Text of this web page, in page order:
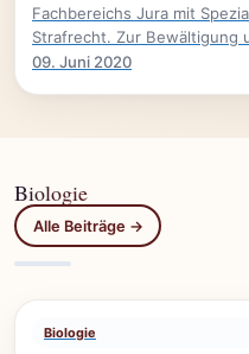
Fachbereichs Jura mit
Strafrecht. Zur Bewältigung
09. Juni 2020
Biologie
Alle Beiträge →
Biologie